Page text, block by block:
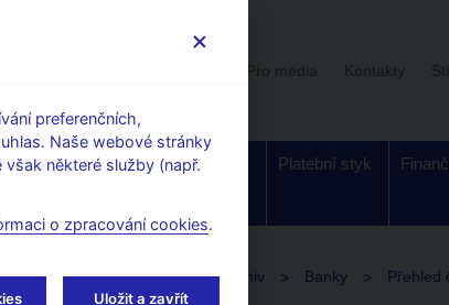
Dohled a
Bankovky a
Platební styk
o finančním sektoru Archiv Banky
Přehled
preferenčních,
Naše webové stránky
některé služby (např.
o zpracování cookies.
Uložit a zavřít